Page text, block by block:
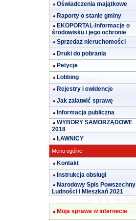
Oświadczenia majątkowe
Raporty o stanie gminy
EKOPORTAL-Informacje o
środowisku i jego ochronie
Sprzedaż nieruchomości
Druki do pobrania
Petycje
Lobbing
Rejestry i ewidencje
Jak załatwić sprawę
Informacja publiczna
WYBORY SAMORZĄDOWE
2018
ŁAWNICY
Menu ogólne
Kontakt
Instrukcja obsługi
Narodowy Spis Powszechny
Ludności i Mieszkań 2021
Moja sprawa w internecie